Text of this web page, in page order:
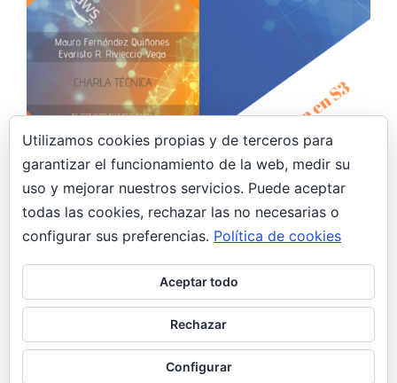
14 noviembre, 2019
Charla Técnica Lab1 – Web estática en
Amazon S3
Hoy he tenido la suerte de asistir junto a mi
compañero Mauro Fernández Quiñones, como
ponentes a la charla técnica…
Utilizamos cookies propias y de terceros para
garantizar el funcionamiento de la web, medir su
uso y mejorar nuestros servicios. Puede aceptar
todas las cookies, rechazar las no necesarias o
configurar sus preferencias. Política de cookies
Aceptar todo
Rechazar
Configurar